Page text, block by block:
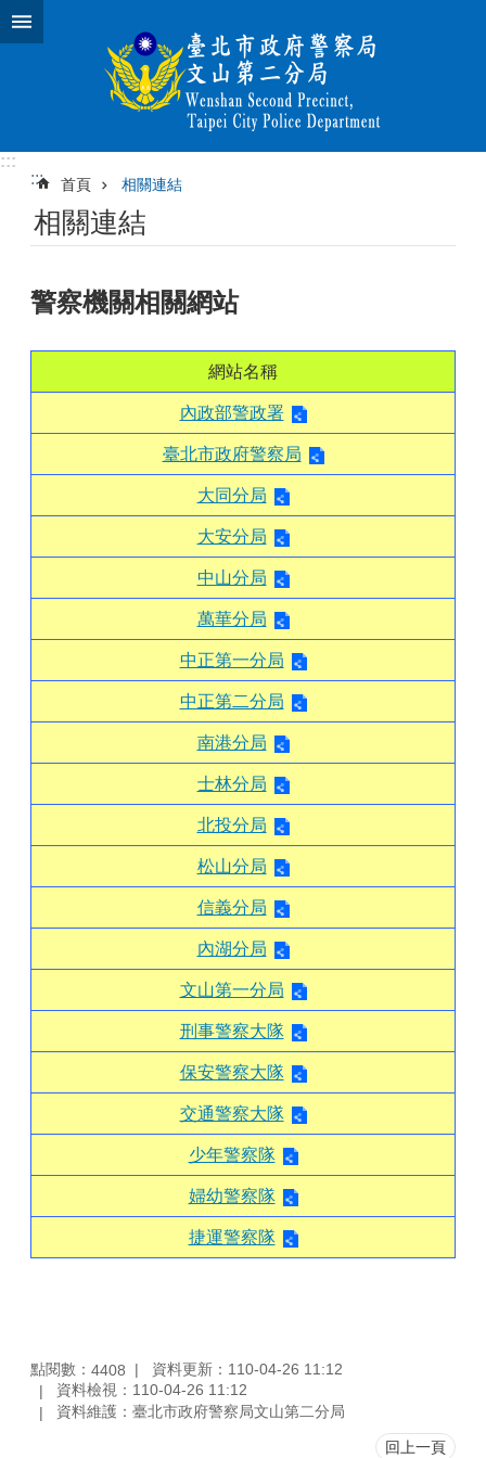
跳到主要內容區塊
:::
:::
首頁 相關連結
相關連結
警察機關相關網站
網站名稱
內政部警政署
臺北市政府警察局
大同分局
大安分局
中山分局
萬華分局
中正第一分局
中正第二分局
南港分局
士林分局
北投分局
松山分局
信義分局
內湖分局
文山第一分局
刑事警察大隊
保安警察大隊
交通警察大隊
少年警察隊
婦幼警察隊
捷運警察隊
點閱數： 4408
資料更新：110-04-26 11:12
資料檢視：110-04-26 11:12
資料維護：臺北市政府警察局文山第二分局
回上一頁